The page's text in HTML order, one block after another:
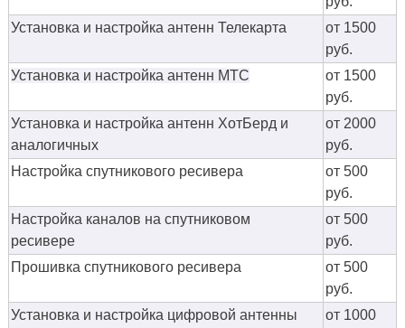
Установка и настройка антенн Телекарта
от 1500
руб.
Установка и настройка антенн МТС
от 1500
руб.
Установка и настройка антенн ХотБерд и
аналогичных
от 2000
руб.
Настройка спутникового ресивера
от 500
руб.
Настройка каналов на спутниковом
ресивере
от 500
руб.
Прошивка спутникового ресивера
от 500
руб.
Установка и настройка цифровой антенны
от 1000